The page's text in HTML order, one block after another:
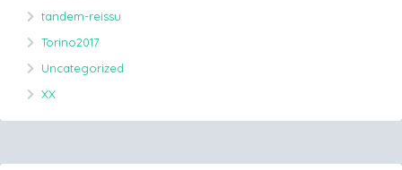
tandem-reissu
Torino2017
Uncategorized
XX